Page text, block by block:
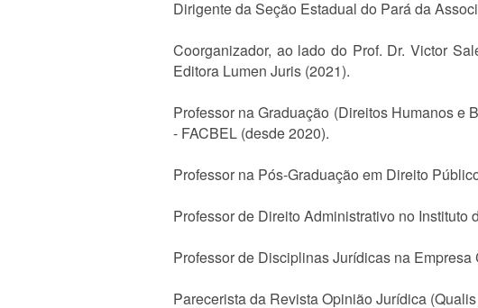
Dirigente da Seção Estadual do Pará da
Coorganizador, ao lado do Prof. Dr. Victor
Editora Lumen Juris (2021).
Professor na Graduação (Direitos Humanos e
- FACBEL (desde 2020).
Professor na Pós-Graduação em Direito
Professor de Direito Administrativo no
Professor de Disciplinas Jurídicas na
Parecerista da Revista Opinião Jurídica